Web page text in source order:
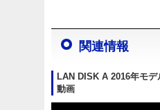
関連情報
LAN DISK A 2016年モ
動画